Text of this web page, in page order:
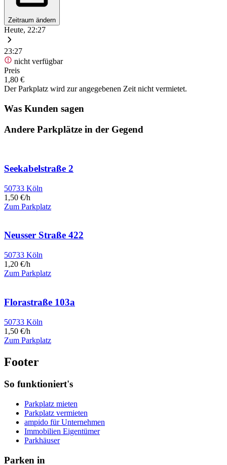
Zeitraum ändern
Heute, 22:27
23:27
nicht verfügbar
Preis
1,80 €
Der Parkplatz wird zur angegebenen Zeit nicht vermietet.
Was Kunden sagen
Andere Parkplätze in der Gegend
Seekabelstraße 2
50733 Köln
1,50 €/h
Zum Parkplatz
Neusser Straße 422
50733 Köln
1,20 €/h
Zum Parkplatz
Florastraße 103a
50733 Köln
1,50 €/h
Zum Parkplatz
Footer
So funktioniert's
Parkplatz mieten
Parkplatz vermieten
ampido für Unternehmen
Immobilien Eigentümer
Parkhäuser
Parken in